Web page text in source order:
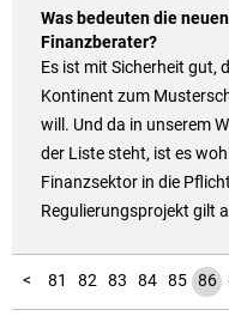
Was bedeuten die
Finanzberater?
Es ist mit Sicherheit gut,
Kontinent zum
will. Und da in unserem
der Liste steht, ist es
Finanzsektor in die
Regulierungsprojekt gilt
<
1
2
3
4
5
6
7
8
9
10
11
12
13
14
15
16
17
18
19
20
21
22
23
24
25
26
27
28
29
30
31
32
33
34
35
36
37
38
39
40
41
42
43
44
45
46
47
48
49
50
51
52
53
54
55
56
57
58
59
60
61
62
63
64
65
66
67
68
69
70
71
72
73
74
75
76
77
78
79
80 81 82 83 84 85 86
91
92
93
94
95
96
97